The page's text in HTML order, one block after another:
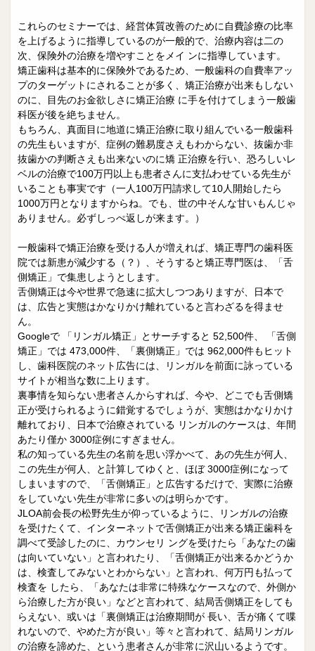
これらのセミナーでは、経営体質改善のために自費診療の比率
を上げるように指導しているのが一般的で、治療内容は二の
次、保険外の治療を増やすことをメイ ンに指導しています。
矯正歯科は基本的に保険外であるため、一般歯科の自費率アッ
プのターゲットにされることが多く、矯正治療が出来もしない
のに、目先のお金欲しさに矯正治療 に手を付けてしまう一般歯
科医が後を絶ちません。
もちろん、真面目に地道に矯正治療に取り組んでいる一般歯科
の先生もいますが、症例の難易度さえもわからない、抜歯か非
抜歯かの判断さえも出来ないのに矯 正治療を行い、恐ろしいレ
ベルの治療で100万円以上も患者さんに支払わせている先生が
いることも事実です（一人100万円請求して10人開始したら
1000万円となりますからね。でも、世の中そんな甘いもんじゃ
ありません。必ずしっぺ返しが来ます。）
一般歯科で矯正治療を受ける人が増えれば、矯正専門の歯科医
院では新患が減少する（？）、そうすると矯正専門医は、「舌
側矯正」で集患しようとします。
舌側矯正は今や世界で急速に拡大しつつありますが、日本で
は、広告と実態はかなりかけ離れていると言わざるを得ませ
ん。
Googleで 「リンガル矯正」とサーチすると 52,500件、 「舌側
矯正」では 473,000件、「裏側矯正」では 962,000件もヒット
し、歯科医院のネット広告には、リンガルを前面に詠っている
サイトが相当な数に上ります。
裏事情を知らない患者さんからすれば、今や、どこでも舌側矯
正が受けられるように錯覚するでしょうが、実態はかなりかけ
離れており、日本で治療されている リンガルのケースは、年間
あたり僅か 3000症例にすぎません。
私の知っている先生の名前を思い浮かべて、あの先生が何人、
この先生が何人、と計算してゆくと、ほぼ 3000症例になって
しまいますので、「舌側矯正」と広告するだけで、実際に治療
をしていない先生が非常に多いのは明らかです。
JLOA前会長の松野先生が仰っているように、リンガルの治療
を受けたくて、インターネットで舌側矯正が出来る矯正歯科を
調べて受診したのに、カウンセリ ングを受けたら「あなたの歯
は向いていない」と言われたり、「舌側矯正が出来るかどうか
は、検査してみないとわからない」と言われ、何万円も払って
検査を したら、「あなたは非常に特殊なケースなので、外側か
ら治療した方が良い」などと言われて、結局舌側矯正をしても
らえない、或いは「裏側矯正は治療期間が 長い、舌が痛くて喋
れないので、やめた方が良い」等々と言われて、結局リンガル
の治療を諦めた、という患者さんが非常に沢山いるようです。